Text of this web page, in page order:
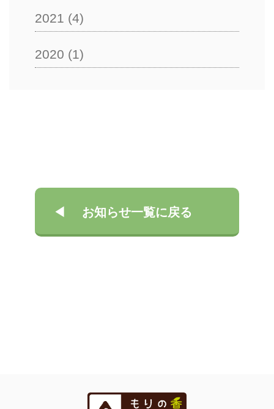
2021 (4)
2020 (1)
お知らせ一覧に戻る